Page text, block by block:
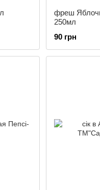
фреш
250мл
90 грн